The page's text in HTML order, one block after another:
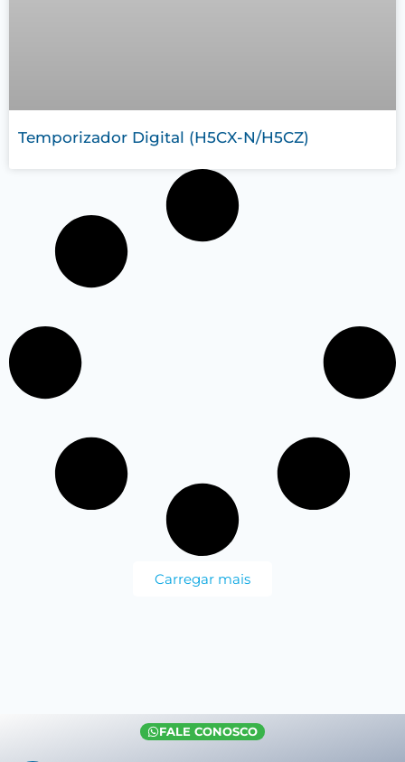
Temporizador Digital (H5CX-N/H5CZ)
Carregar mais
FALE CONOSCO